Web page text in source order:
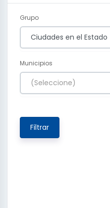
Grupo
Ciudades en el Estado
Municipios
(Seleccione)
Filtrar